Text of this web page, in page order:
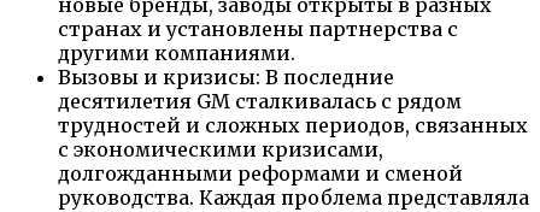
странах и установлены партнерства с
другими компаниями.
Вызовы и кризисы: В последние
десятилетия GM сталкивалась с рядом
трудностей и сложных периодов, связанных
с экономическими кризисами,
долгожданными реформами и сменой
руководства. Каждая проблема представляла